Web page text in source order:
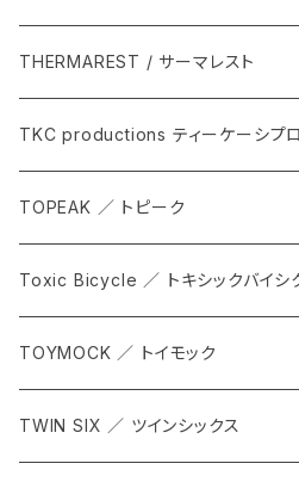
THERMAREST / サーマレスト
TKC productions ティーケーシプ
TOPEAK ／ トピーク
Toxic Bicycle ／ トキシックバイシ
TOYMOCK ／ トイモック
TWIN SIX ／ ツインシックス